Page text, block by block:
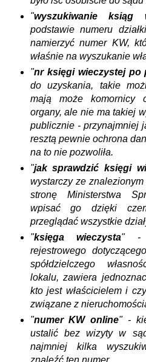
"wyszukiwanie ksiąg
podstawie numeru
namierzyć numer KW,
właśnie na wyszukanie
"nr księgi wieczystej po
do uzyskania, takie
mają może komornicy
organy, ale nie ma takiej
publicznie - przynajmniej
resztą pewnie ochrona
na to nie pozwoliła.
"jak sprawdzić księgi
wystarczy ze
stronę Ministerstwa
wpisać go dzięki
przeglądać wszystkie
"księga wieczysta" -
rejestrowego
spółdzielczego
lokalu, zawiera
kto jest właścicielem i
związane z
"numer KW online" -
ustalić bez wizyty w
najmniej kilka
znaleźć ten numer